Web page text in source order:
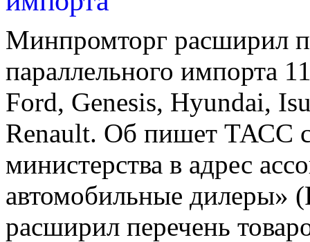
Минпромторг расширил
параллельного импорта
Ford, Genesis, Hyundai,
Renault. Об пишет ТАСС
министерства в адрес
автомобильные
расширил перечень